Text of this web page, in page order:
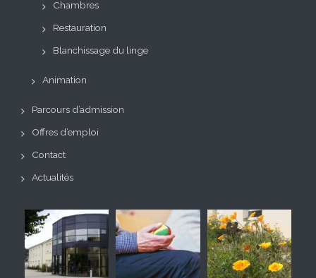
Chambres
Restauration
Blanchissage du linge
Animation
Parcours d’admission
Offres d’emploi
Contact
Actualités